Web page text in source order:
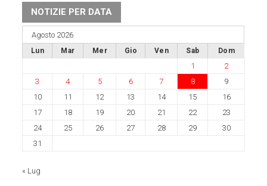
NOTIZIE PER DATA
Agosto 2026
Lun Mar Mer Gio Ven Sab Dom
1
2
3
4 5 6 7 8
9
10
11 12 13 14 15
16
17
18 19 20 21 22
23
24
25 26 27 28 29
30
31
« Lug